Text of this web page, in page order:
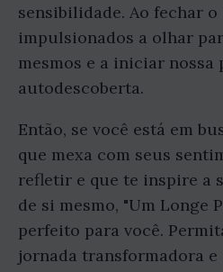
sensibilidade. Ao fechar
impulsionados a olhar
mesmos e a iniciar
autodescoberta.
Então, se você está em
que mexa com seus
refletir e que te inspire a
de si mesmo, "Um Longe
perfeito para você.
jornada transformadora